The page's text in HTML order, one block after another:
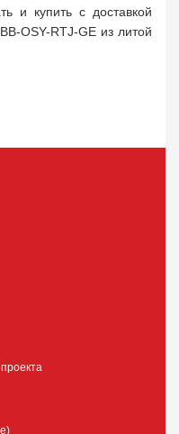
и купить с доставкой
OSY-RTJ-GE из литой